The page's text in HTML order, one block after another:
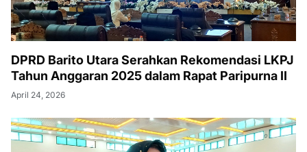
DPRD Barito Utara Serahkan Rekomendasi LKPJ
Tahun Anggaran 2025 dalam Rapat Paripurna II
April 24, 2026